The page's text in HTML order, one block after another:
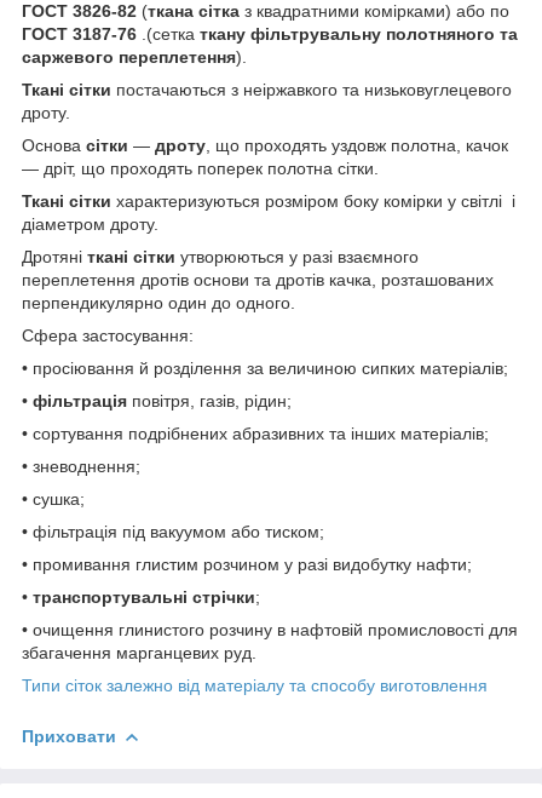
ГОСТ 3826-82 (ткана сітка з квадратними комірками) або по
ГОСТ 3187-76 .(сетка ткану фільтрувальну полотняного та
саржевого переплетення).
Ткані сітки постачаються з неіржавкого та низьковуглецевого
дроту.
Основа сітки — дроту , що проходять уздовж полотна, качок
— дріт, що проходять поперек полотна сітки.
Ткані сітки характеризуються розміром боку комірки у світлі і
діаметром дроту.
Дротяні ткані сітки утворюються у разі взаємного
переплетення дротів основи та дротів качка, розташованих
перпендикулярно один до одного.
Сфера застосування:
• просіювання й розділення за величиною сипких матеріалів;
• фільтрація повітря, газів, рідин;
• сортування подрібнених абразивних та інших матеріалів;
• зневоднення;
• сушка;
• фільтрація під вакуумом або тиском;
• промивання глистим розчином у разі видобутку нафти;
• транспортувальні стрічки;
• очищення глинистого розчину в нафтовій промисловості для
збагачення марганцевих руд.
Типи сіток залежно від матеріалу та способу виготовлення
Приховати